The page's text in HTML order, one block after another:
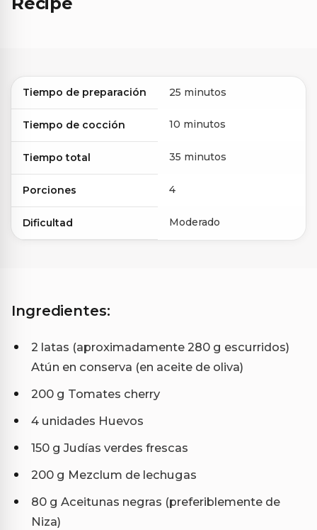
Tiempo de preparación 25 minutos
Tiempo de cocción 10 minutos
Tiempo total 35 minutos
Porciones 4
Dificultad Moderado
Ingredientes:
2 latas (aproximadamente 280 g escurridos)
Atún en conserva (en aceite de oliva)
200 g Tomates cherry
4 unidades Huevos
150 g Judías verdes frescas
200 g Mezclum de lechugas
80 g Aceitunas negras (preferiblemente de
Niza)